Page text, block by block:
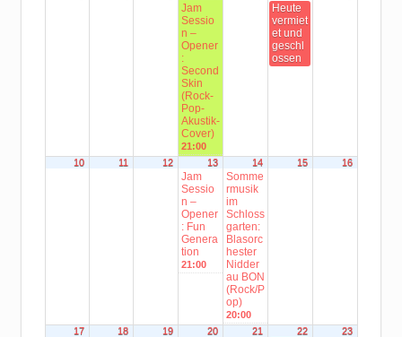
Jam
Sessio
n –
Opener
:
Second
Skin
(Rock-
Pop-
Akustik-
Cover)
21:00
Heute
vermiet
et und
geschl
ossen
10 11 12 13
Jam
Sessio
n –
Opener
: Fun
Genera
tion
21:00
14
Somme
rmusik
im
Schloss
garten:
Blasorc
hester
Nidder
au BON
(Rock/P
op)
20:00
15 16
17 18 19 20 21 22 23